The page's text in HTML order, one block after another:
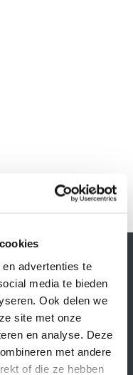
advertenties te
media te bieden
Ook delen we
site met onze
en analyse. Deze
met andere
of die ze hebben
1